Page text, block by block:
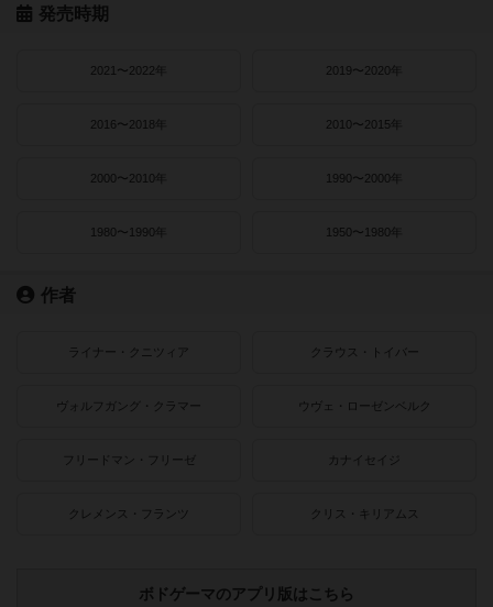
発売時期
2021〜2022年 2019〜2020年
2016〜2018年 2010〜2015年
2000〜2010年 1990〜2000年
1980〜1990年 1950〜1980年
作者
ライナー・クニツィア クラウス・トイバー
ヴォルフガング・クラマー ウヴェ・ローゼンベルク
フリードマン・フリーゼ カナイセイジ
クレメンス・フランツ クリス・キリアムス
ボドゲーマのアプリ版はこちら